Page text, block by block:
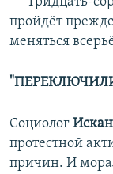
пройдёт
меняться
Cоциолог
протестной
причин. И